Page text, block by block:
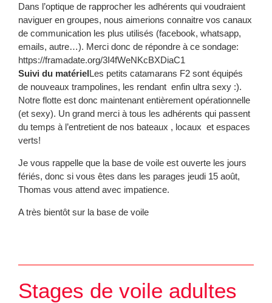
Dans l’optique de rapprocher les adhérents qui voudraient
naviguer en groupes, nous aimerions connaitre vos canaux
de communication les plus utilisés (facebook, whatsapp,
emails, autre…). Merci donc de répondre à ce sondage:
https://framadate.org/3I4fWeNKcBXDiaC1
Suivi du matérielLes petits catamarans F2 sont équipés
de nouveaux trampolines, les rendant enfin ultra sexy :).
Notre flotte est donc maintenant entièrement opérationnelle
(et sexy). Un grand merci à tous les adhérents qui passent
du temps à l’entretient de nos bateaux , locaux et espaces
verts!
Je vous rappelle que la base de voile est ouverte les jours
fériés, donc si vous êtes dans les parages jeudi 15 août,
Thomas vous attend avec impatience.
A très bientôt sur la base de voile
Stages de voile adultes